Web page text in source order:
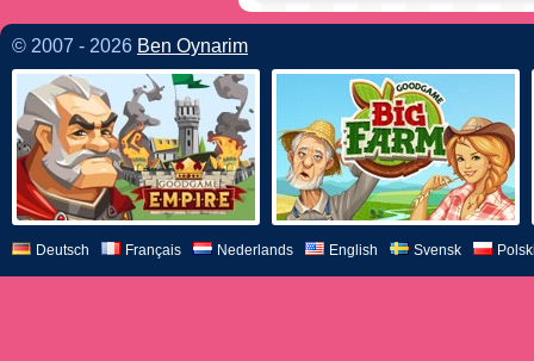
© 2007 - 2026 Ben Oynarim
Deutsch Français Nederlands English Svensk